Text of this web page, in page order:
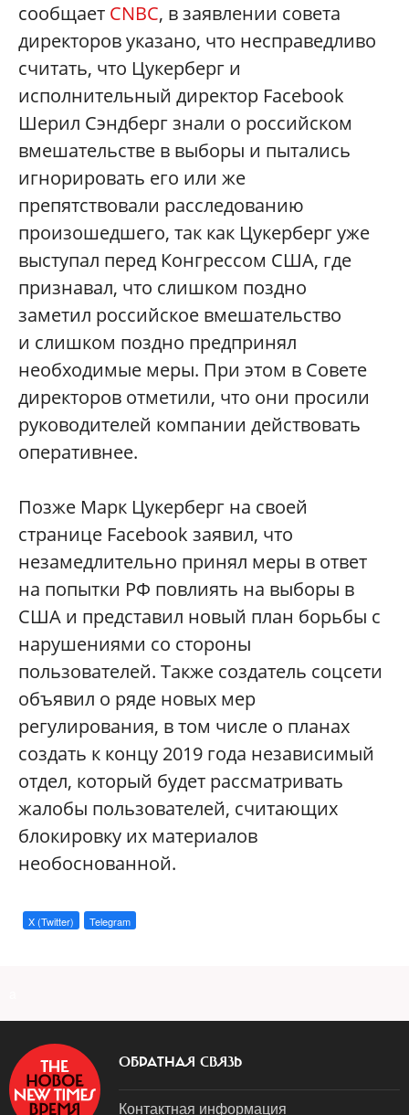
сообщает CNBC, в заявлении совета
директоров указано, что несправедливо
считать, что Цукерберг и
исполнительный директор Facebook
Шерил Сэндберг знали о российском
вмешательстве в выборы и пытались
игнорировать его или же
препятствовали расследованию
произошедшего, так как Цукерберг уже
выступал перед Конгрессом США, где
признавал, что слишком поздно
заметил российское вмешательство
и слишком поздно предпринял
необходимые меры. При этом в Совете
директоров отметили, что они просили
руководителей компании действовать
оперативнее.
Позже Марк Цукерберг на своей
странице Facebook заявил, что
незамедлительно принял меры в ответ
на попытки РФ повлиять на выборы в
США и представил новый план борьбы с
нарушениями со стороны
пользователей. Также создатель соцсети
объявил о ряде новых мер
регулирования, в том числе о планах
создать к концу 2019 года независимый
отдел, который будет рассматривать
жалобы пользователей, считающих
блокировку их материалов
необоснованной.
X (Twitter) Telegram
ОБРАТНАЯ СВЯЗЬ
Контактная информация